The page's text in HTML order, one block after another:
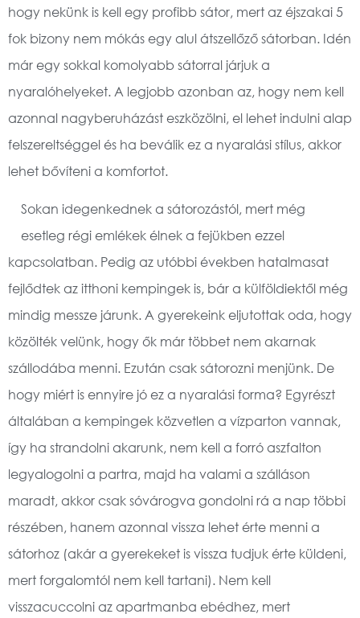
hogy nekünk is kell egy profibb sátor, mert az éjszakai 5
fok bizony nem mókás egy alul átszellőző sátorban. Idén
már egy sokkal komolyabb sátorral járjuk a
nyaralóhelyeket. A legjobb azonban az, hogy nem kell
azonnal nagyberuházást eszközölni, el lehet indulni alap
felszereltséggel és ha beválik ez a nyaralási stílus, akkor
lehet bővíteni a komfortot.
Sokan idegenkednek a sátorozástól, mert még
esetleg régi emlékek élnek a fejükben ezzel
kapcsolatban. Pedig az utóbbi években hatalmasat
fejlődtek az itthoni kempingek is, bár a külföldiektől még
mindig messze járunk. A gyerekeink eljutottak oda, hogy
közölték velünk, hogy ők már többet nem akarnak
szállodába menni. Ezután csak sátorozni menjünk. De
hogy miért is ennyire jó ez a nyaralási forma? Egyrészt
általában a kempingek közvetlen a vízparton vannak,
így ha strandolni akarunk, nem kell a forró aszfalton
legyalogolni a partra, majd ha valami a szálláson
maradt, akkor csak sóvárogva gondolni rá a nap többi
részében, hanem azonnal vissza lehet érte menni a
sátorhoz (akár a gyerekeket is vissza tudjuk érte küldeni,
mert forgalomtól nem kell tartani). Nem kell
visszacuccolni az apartmanba ebédhez, mert